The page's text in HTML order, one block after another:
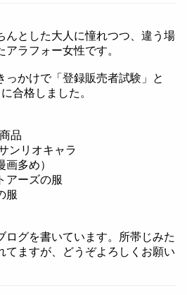
んとした大人に憧れつつ、違う場
ラフォー女性です。
っかけで「登録販売者試験」と
合格しました。
品
ンリオキャラ
画多め）
アーズの服
服
ログを書いています。所帯じみた
てますが、どうぞよろしくお願い